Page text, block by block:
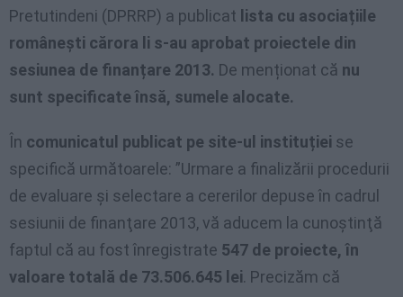
Pretutindeni (DPRRP) a publicat lista cu asociațiile
românești cărora li s-au aprobat proiectele din
sesiunea de finanțare 2013. De menționat că nu
sunt specificate însă, sumele alocate.
În comunicatul publicat pe site-ul instituției se
specifică următoarele: ”Urmare a finalizării procedurii
de evaluare şi selectare a cererilor depuse în cadrul
sesiunii de finanţare 2013, vă aducem la cunoştinţă
faptul că au fost înregistrate 547 de proiecte, în
valoare totală de 73.506.645 lei. Precizăm că